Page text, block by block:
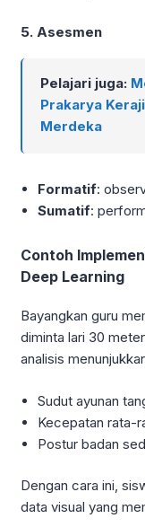
5. Asesmen
Pelajari juga:
Prakarya
Merdeka
Formatif:
Sumatif:
Contoh
Deep Learning
Bayangkan guru
diminta lari 30
analisis
Sudut ayunan
Kecepatan rata-
Postur badan
Dengan cara ini,
data visual yang